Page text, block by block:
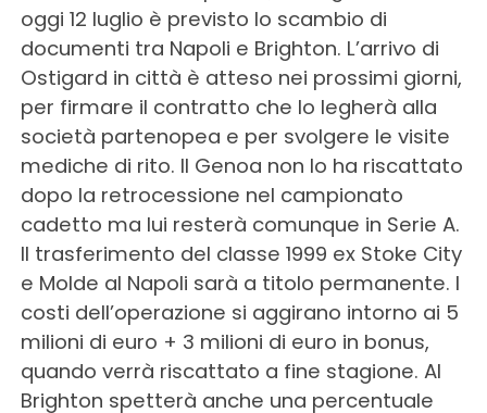
oggi 12 luglio è previsto lo scambio di
documenti tra Napoli e Brighton. L’arrivo di
Ostigard in città è atteso nei prossimi giorni,
per firmare il contratto che lo legherà alla
società partenopea e per svolgere le visite
mediche di rito. Il Genoa non lo ha riscattato
dopo la retrocessione nel campionato
cadetto ma lui resterà comunque in Serie A.
Il trasferimento del classe 1999 ex Stoke City
e Molde al Napoli sarà a titolo permanente. I
costi dell’operazione si aggirano intorno ai 5
milioni di euro + 3 milioni di euro in bonus,
quando verrà riscattato a fine stagione. Al
Brighton spetterà anche una percentuale